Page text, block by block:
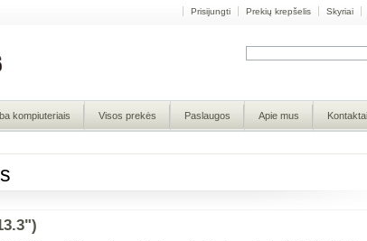
Skyriai
Prekių krepšelis
Prisijungti
kompiuteriais Visos prekės Paslaugos Apie mus Kontaktai